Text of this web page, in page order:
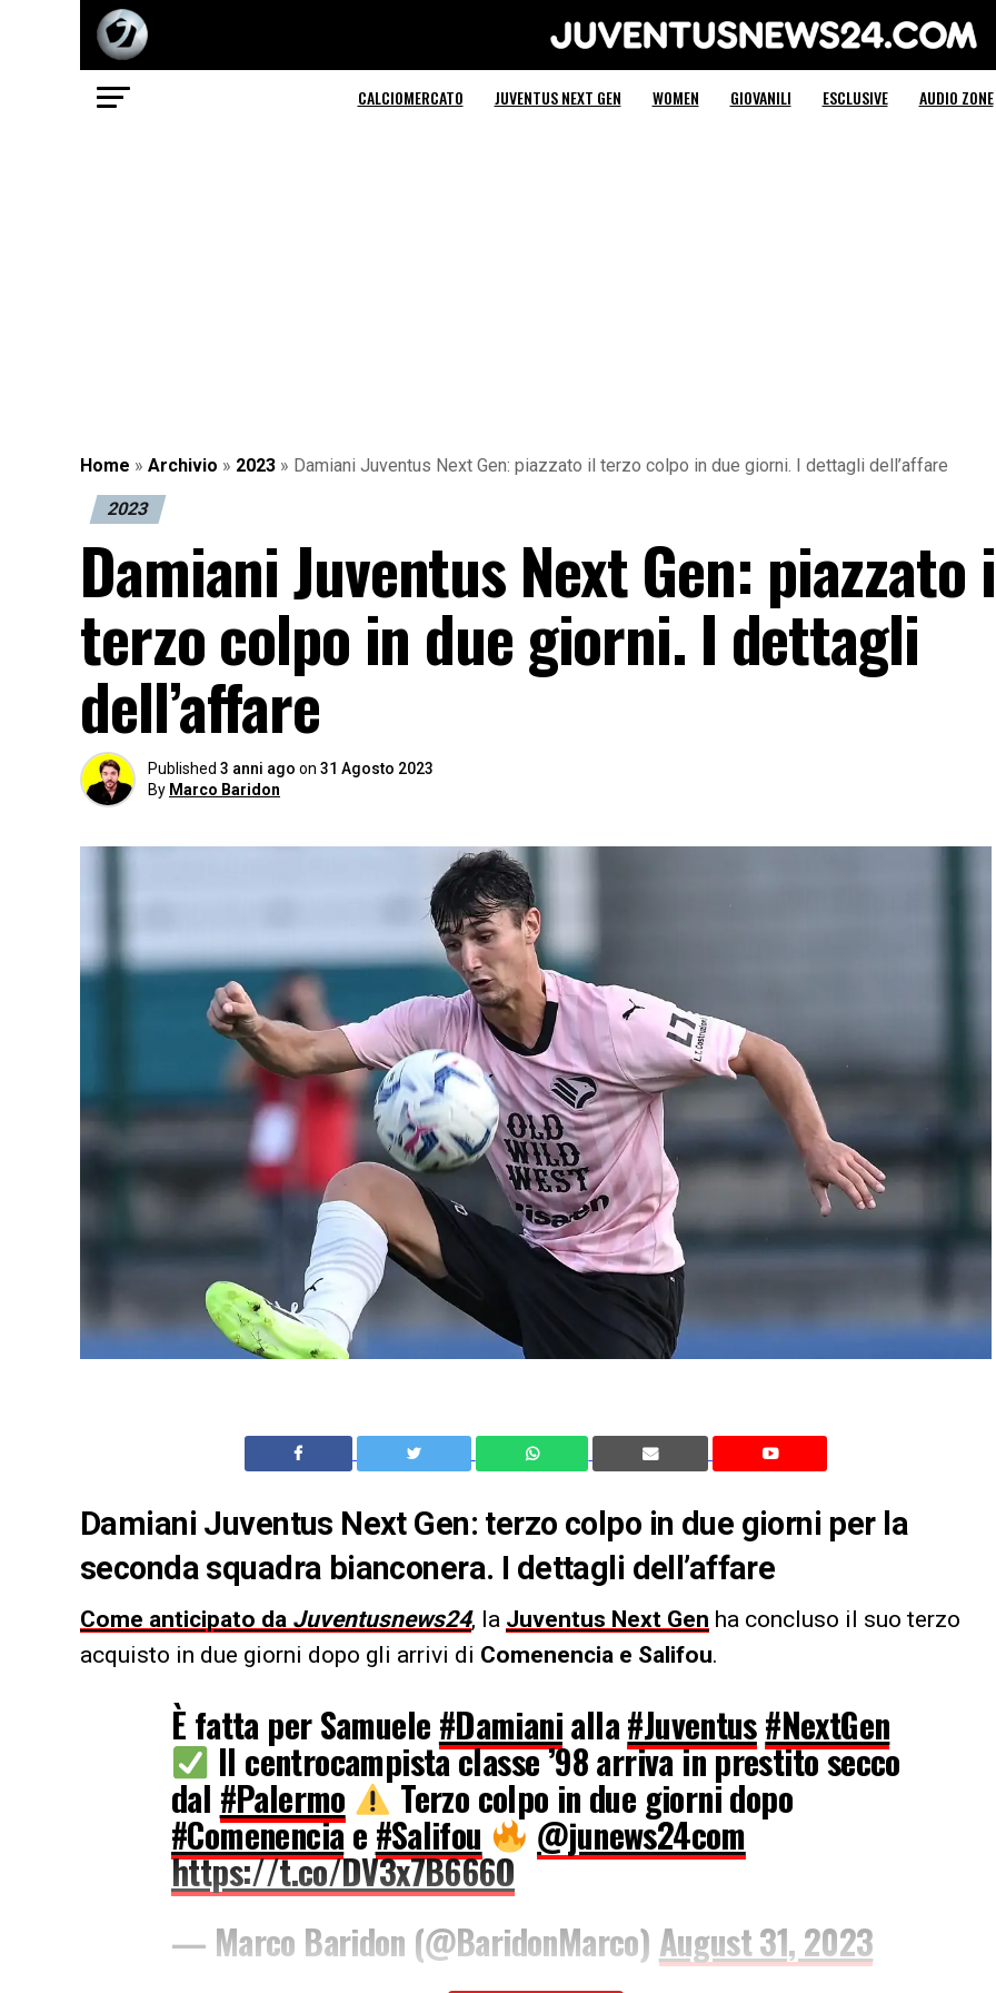
Juventus News 24
CALCIOMERCATO JUVENTUS NEXT GEN WOMEN GIOVANILI ESCLUSIVE AUDIO ZONE
Home » Archivio » 2023 » Damiani Juventus Next Gen: piazzato il terzo colpo in due giorni. I dettagli dell’affare
2023
Damiani Juventus Next Gen: piazzato
terzo colpo in due giorni. I dettagli
dell’affare
Published 3 anni ago on 31 Agosto 2023
By Marco Baridon
Damiani Juventus Next Gen: terzo colpo in due giorni per la
seconda squadra bianconera. I dettagli dell’affare
Come anticipato da Juventusnews24, la Juventus Next Gen ha concluso il suo terzo
acquisto in due giorni dopo gli arrivi di Comenencia e Salifou.
È fatta per Samuele #Damianialla#Juventus#NextGen
Il centrocampista classe ’98 arriva in prestito secco
dal #Palermo Terzo colpo in due giorni dopo
#Comenenciae #Salifou @junews24com
https://t.co/DV3x7B666O
— Marco Baridon (@BaridonMarco) August 31, 2023